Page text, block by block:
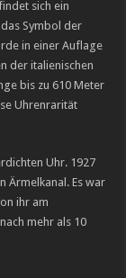
sich ein
Symbol der
in einer Auflage
der italienischen
bis zu 610 Meter
Uhrenrarität
Uhr. 1927
Ärmelkanal. Es war
ihr am
mehr als 10